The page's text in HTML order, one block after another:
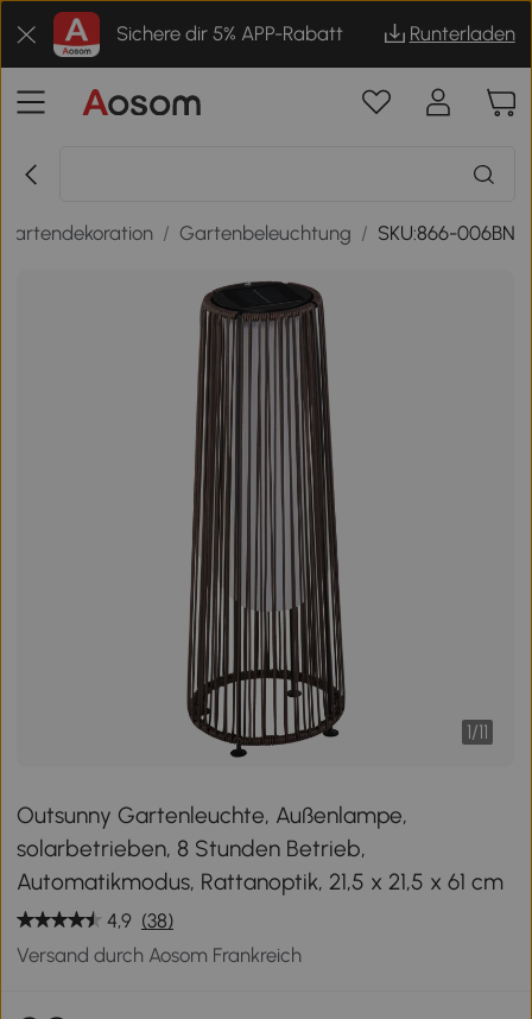
Sichere dir 5% APP-Rabatt Runterladen
Gartendekoration / Gartenbeleuchtung / SKU:866-006BN
1/11
Outsunny Gartenleuchte, Außenlampe,
solarbetrieben, 8 Stunden Betrieb,
Automatikmodus, Rattanoptik, 21,5 x 21,5 x 61 cm
4,9 (38)
Versand durch Aosom Frankreich